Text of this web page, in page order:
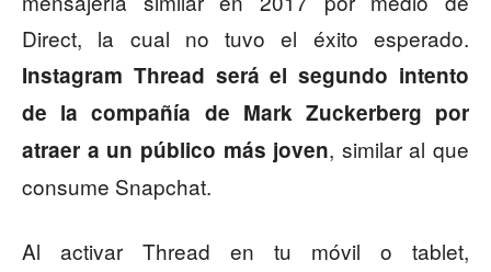
Direct, la cual no tuvo el éxito esperado.
Instagram Thread será el segundo intento
de la compañía de Mark Zuckerberg por
atraer a un público más joven, similar al que
consume Snapchat.
Al activar Thread en tu móvil o tablet,